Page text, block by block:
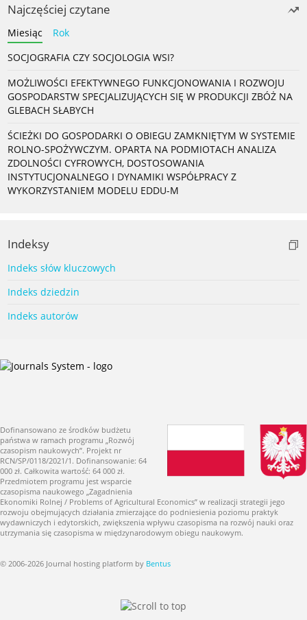
Najczęściej czytane
Miesiąc
Rok
SOCJOGRAFIA CZY SOCJOLOGIA WSI?
MOŻLIWOŚCI EFEKTYWNEGO FUNKCJONOWANIA I ROZWOJU
GOSPODARSTW SPECJALIZUJĄCYCH SIĘ W PRODUKCJI ZBÓŻ NA
GLEBACH SŁABYCH
ŚCIEŻKI DO GOSPODARKI O OBIEGU ZAMKNIĘTYM W SYSTEMIE
ROLNO-SPOŻYWCZYM. OPARTA NA PODMIOTACH ANALIZA
ZDOLNOŚCI CYFROWYCH, DOSTOSOWANIA
INSTYTUCJONALNEGO I DYNAMIKI WSPÓŁPRACY Z
WYKORZYSTANIEM MODELU EDDU-M
Indeksy
Indeks słów kluczowych
Indeks dziedzin
Indeks autorów
Dofinansowano ze środków budżetu
państwa w ramach programu „Rozwój
czasopism naukowych”. Projekt nr
RCN/SP/0118/2021/1. Dofinansowanie: 64
000 zł. Całkowita wartość: 64 000 zł.
Przedmiotem programu jest wsparcie
czasopisma naukowego „Zagadnienia
Ekonomiki Rolnej / Problems of Agricultural Economics” w realizacji strategii jego
rozwoju obejmujących działania zmierzające do podniesienia poziomu praktyk
wydawniczych i edytorskich, zwiększenia wpływu czasopisma na rozwój nauki oraz
utrzymania się czasopisma w międzynarodowym obiegu naukowym.
© 2006-2026 Journal hosting platform by Bentus